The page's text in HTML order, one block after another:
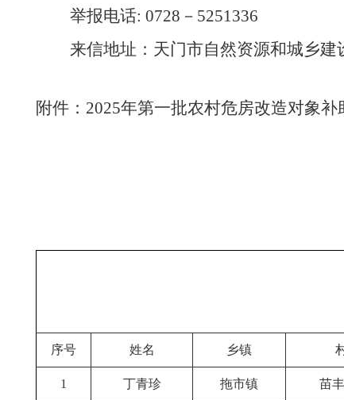
举报电话: 0728－5251336
来信地址：天门市自然资源和城乡
附件： 2025年第一批农村危房改造对象
序号 姓名 乡镇
1 丁青珍 拖市镇 苗